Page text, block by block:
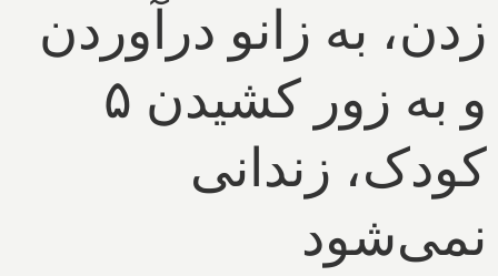
زدن، به زانو در‌آوردن
و به زور کشیدن ۵
کودک، زندانی
نمی‌شود